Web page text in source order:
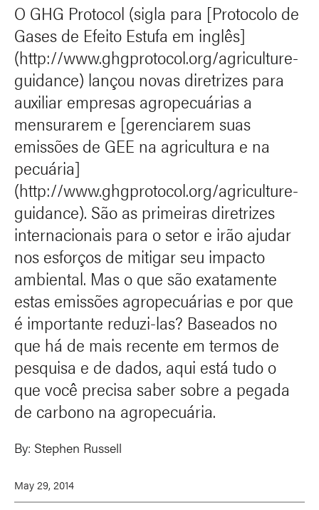
O GHG Protocol (sigla para [Protocolo de
Gases de Efeito Estufa em inglês]
(http://www.ghgprotocol.org/agriculture-
guidance) lançou novas diretrizes para
auxiliar empresas agropecuárias a
mensurarem e [gerenciarem suas
emissões de GEE na agricultura e na
pecuária]
(http://www.ghgprotocol.org/agriculture-
guidance). São as primeiras diretrizes
internacionais para o setor e irão ajudar
nos esforços de mitigar seu impacto
ambiental. Mas o que são exatamente
estas emissões agropecuárias e por que
é importante reduzi-las? Baseados no
que há de mais recente em termos de
pesquisa e de dados, aqui está tudo o
que você precisa saber sobre a pegada
de carbono na agropecuária.
By: Stephen Russell
May 29, 2014